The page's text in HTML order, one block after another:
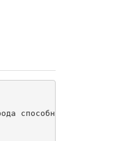
способна дать